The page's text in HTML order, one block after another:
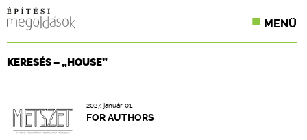
MENÜ
CPR TERMÉKKIÍRÁS
KERESÉS – „HOUSE”
2027. január 01.
FOR AUTHORS